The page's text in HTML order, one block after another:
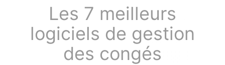
Les 7 meilleurs
logiciels de gestion
des congés